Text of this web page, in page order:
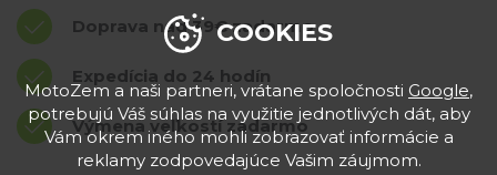
Doprava nad 39€ zadarmo
Expedícia do 24 hodín
Výmena veľkostí zadarmo
COOKIES
MotoZem a naši partneri, vrátane spoločnosti Google,
potrebujú Váš súhlas na využitie jednotlivých dát, aby
Vám okrem iného mohli zobrazovať informácie a
reklamy zodpovedajúce Vašim záujmom.